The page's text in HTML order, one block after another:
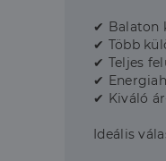
✔ Balaton
✔ Több
✔ Teljes
✔
✔ Kiváló
Ideális